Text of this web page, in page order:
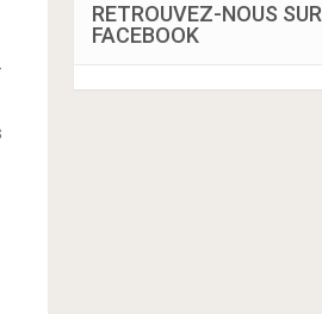
RETROUVEZ-NOUS SUR
FACEBOOK